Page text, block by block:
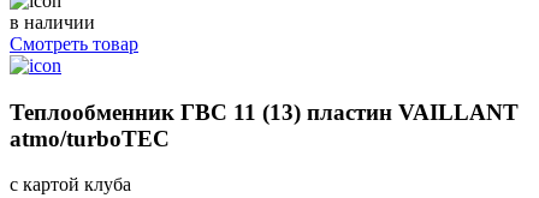
в наличии
Смотреть товар
Теплообменник ГВС 11 (13) пластин VAILLANT
atmo/turboTEC
с картой клуба